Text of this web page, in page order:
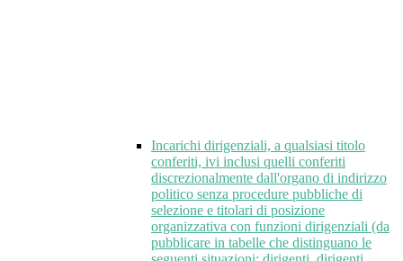
Incarichi dirigenziali, a qualsiasi titolo
conferiti, ivi inclusi quelli conferiti
discrezionalmente dall'organo di indirizzo
politico senza procedure pubbliche di
selezione e titolari di posizione
organizzativa con funzioni dirigenziali (da
pubblicare in tabelle che distinguano le